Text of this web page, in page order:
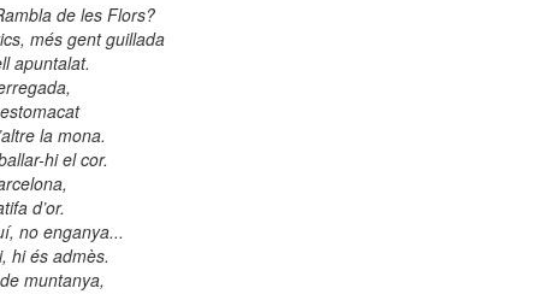
de les Flors?
més gent guillada
apuntalat.
la mona.
hi el cor.
d’or.
no enganya...
hi és admès.
muntanya,
Del 16 al 23 de gener de 2026 La Rambla acollirà una mostra
internacional de cinema que neix amb la intenció de convertir-se
un dels festivals de referència a la nostra ciutat.
Rambla Film Festival Barcelona” presentarà pel·lícules de tot el
i mostrarà el cinema barceloní i la seva història al mon.
Activitats de Nadal a La Rambla